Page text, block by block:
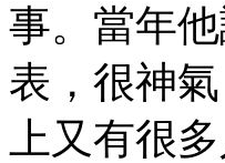
事。當年
表，很神
上又有很